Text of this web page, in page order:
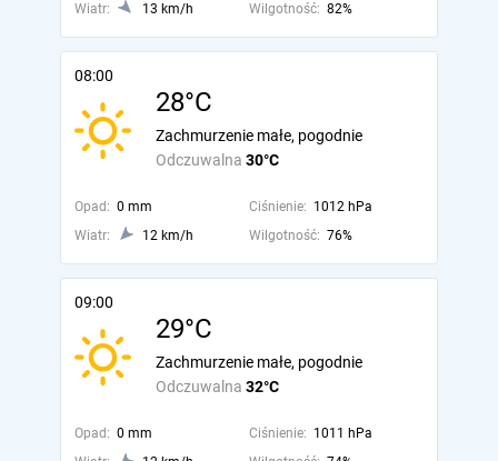
Wiatr:
13 km/h Wilgotność: 82%
08:00
28°C
Odczuwalna 30°C
Zachmurzenie małe, pogodnie
Opad: 0 mm Ciśnienie: 1012 hPa
Wiatr:
12 km/h Wilgotność: 76%
09:00
29°C
Odczuwalna 32°C
Zachmurzenie małe, pogodnie
Opad: 0 mm Ciśnienie: 1011 hPa